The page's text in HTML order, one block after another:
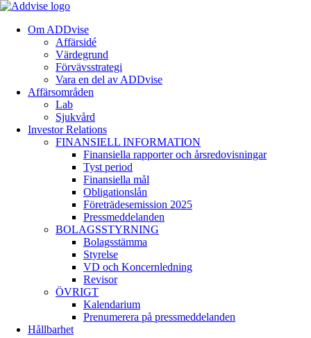
Om ADDvise
Affärsidé
Värdegrund
Förvävsstrategi
Vara en del av ADDvise
Affärsområden
Lab
Sjukvård
Investor Relations
FINANSIELL INFORMATION
Finansiella rapporter och årsredovisningar
Tyst period
Finansiella mål
Obligationslån
Företrädesemission 2025
Pressmeddelanden
BOLAGSSTYRNING
Bolagsstämma
Styrelse
VD och Koncernledning
Revisor
ÖVRIGT
Kalendarium
Prenumerera på pressmeddelanden
Hållbarhet